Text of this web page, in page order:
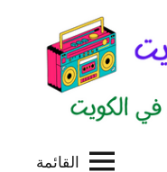
القائمة